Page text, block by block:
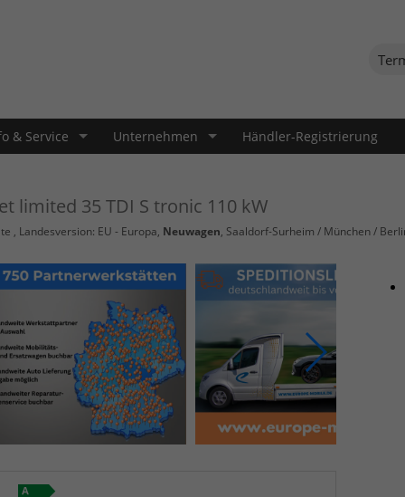
& Service Unternehmen Händler-Registrierung
limited 35 TDI S tronic 110 kW
, Landesversion: EU - Europa, Neuwagen, Saaldorf-Surheim / München /